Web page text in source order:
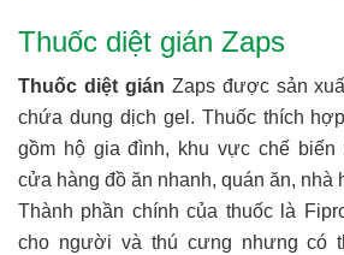
Thuốc diệt gián Zaps
Thuốc diệt gián Zaps được sản
chứa dung dịch gel. Thuốc thích
gồm hộ gia đình, khu vực chế biến
cửa hàng đồ ăn nhanh, quán ăn, nhà
Thành phần chính của thuốc là
cho người và thú cưng nhưng có